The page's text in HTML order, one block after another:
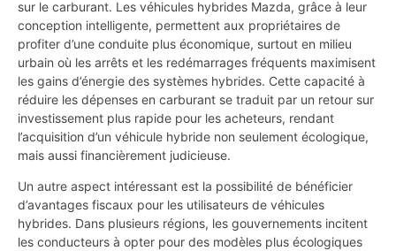
sur le carburant. Les véhicules hybrides Mazda, grâce à leur
conception intelligente, permettent aux propriétaires de
profiter d’une conduite plus économique, surtout en milieu
urbain où les arrêts et les redémarrages fréquents maximisent
les gains d’énergie des systèmes hybrides. Cette capacité à
réduire les dépenses en carburant se traduit par un retour sur
investissement plus rapide pour les acheteurs, rendant
l’acquisition d’un véhicule hybride non seulement écologique,
mais aussi financièrement judicieuse.
Un autre aspect intéressant est la possibilité de bénéficier
d’avantages fiscaux pour les utilisateurs de véhicules
hybrides. Dans plusieurs régions, les gouvernements incitent
les conducteurs à opter pour des modèles plus écologiques